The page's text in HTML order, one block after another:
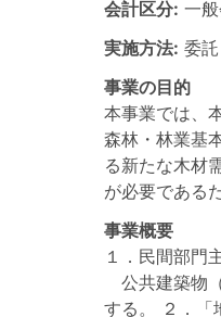
会計区分: 一
実施方法: 委
事業の目的
本事業では、
森林・林業基
る新たな木材
が必要である
事業概要
１．民間部門
公共建築物
する。 ２．